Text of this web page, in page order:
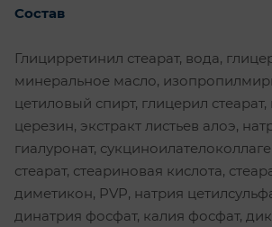
Состав
Глицирретинил стеарат, вода,
минеральное масло,
цетиловый спирт, глицерил стеарат,
церезин, экстракт листьев алоэ,
гиалуронат,
стеарат, стеариновая кислота,
диметикон, PVP, натрия
динатрия фосфат, калия фосфат,